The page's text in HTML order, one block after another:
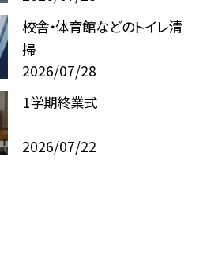
校舎・体育館などのトイレ清
掃
2026/07/28
1学期終業式
2026/07/22